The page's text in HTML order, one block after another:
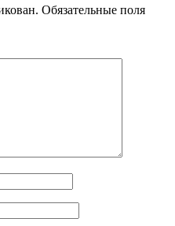
Обязательные поля